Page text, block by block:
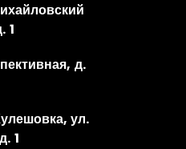
1
д.
ул.
1